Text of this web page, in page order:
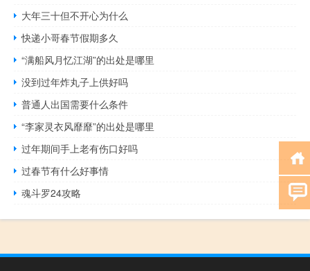
大年三十但不开心为什么
快递小哥春节假期多久
“满船风月忆江湖”的出处是哪里
没到过年炸丸子上供好吗
普通人出国需要什么条件
“李家灵衣风靡靡”的出处是哪里
过年期间手上老有伤口好吗
过春节有什么好事情
魂斗罗24攻略